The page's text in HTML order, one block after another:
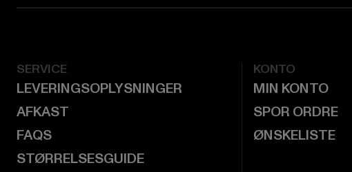
SERVICE
LEVERINGSOPLYSNINGER
AFKAST
FAQS
STØRRELSESGUIDE
KONTO
MIN KONTO
SPOR ORDRE
ØNSKELISTE